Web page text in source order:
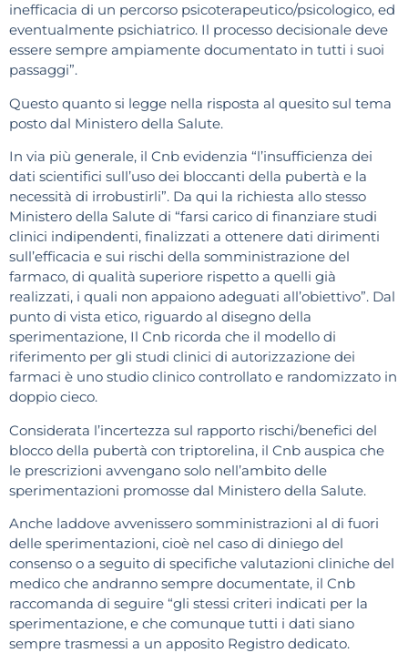
inefficacia di un percorso psicoterapeutico/psicologico, ed
eventualmente psichiatrico. Il processo decisionale deve
essere sempre ampiamente documentato in tutti i suoi
passaggi”.
Questo quanto si legge nella risposta al quesito sul tema
posto dal Ministero della Salute.
In via più generale, il Cnb evidenzia “l’insufficienza dei
dati scientifici sull’uso dei bloccanti della pubertà e la
necessità di irrobustirli”. Da qui la richiesta allo stesso
Ministero della Salute di “farsi carico di finanziare studi
clinici indipendenti, finalizzati a ottenere dati dirimenti
sull’efficacia e sui rischi della somministrazione del
farmaco, di qualità superiore rispetto a quelli già
realizzati, i quali non appaiono adeguati all’obiettivo”. Dal
punto di vista etico, riguardo al disegno della
sperimentazione, Il Cnb ricorda che il modello di
riferimento per gli studi clinici di autorizzazione dei
farmaci è uno studio clinico controllato e randomizzato in
doppio cieco.
Considerata l’incertezza sul rapporto rischi/benefici del
blocco della pubertà con triptorelina, il Cnb auspica che
le prescrizioni avvengano solo nell’ambito delle
sperimentazioni promosse dal Ministero della Salute.
Anche laddove avvenissero somministrazioni al di fuori
delle sperimentazioni, cioè nel caso di diniego del
consenso o a seguito di specifiche valutazioni cliniche del
medico che andranno sempre documentate, il Cnb
raccomanda di seguire “gli stessi criteri indicati per la
sperimentazione, e che comunque tutti i dati siano
sempre trasmessi a un apposito Registro dedicato.